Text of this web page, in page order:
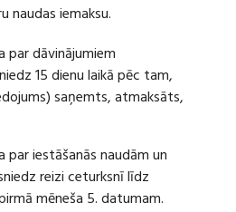
naudas iemaksu.
par dāvinājumiem
15 dienu laikā pēc tam,
saņemts, atmaksāts,
iestāšanās naudām un
reizi ceturksnī līdz
mēneša 5. datumam.